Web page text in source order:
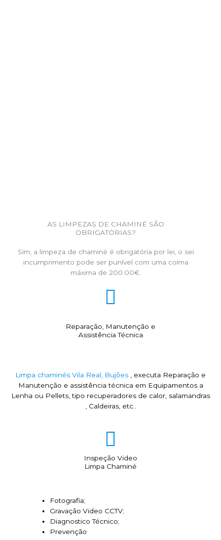
AS LIMPEZAS DE CHAMINÉ SÃO
OBRIGATÓRIAS?
Sim, a limpeza de chaminé é obrigatória por lei, o sei
incumprimento pode ser punível com uma coima
máxima de 200.00€.
Reparação, Manutenção e
Assistência Técnica
Limpa chaminés Vila Real, Bujões , executa Reparação e
Manutenção e assistência técnica em Equipamentos a
Lenha ou Pellets, tipo recuperadores de calor, salamandras
, Caldeiras, etc..
Inspeção Video
Limpa Chaminé
Fotografia;
Gravação Video CCTV;
Diagnostico Técnico;
Prevenção